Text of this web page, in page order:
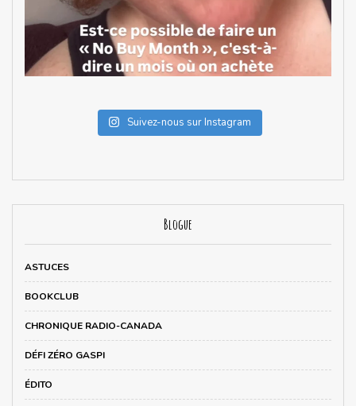
Suivez-nous sur Instagram
Blogue
ASTUCES
BOOKCLUB
CHRONIQUE RADIO-CANADA
DÉFI ZÉRO GASPI
ÉDITO